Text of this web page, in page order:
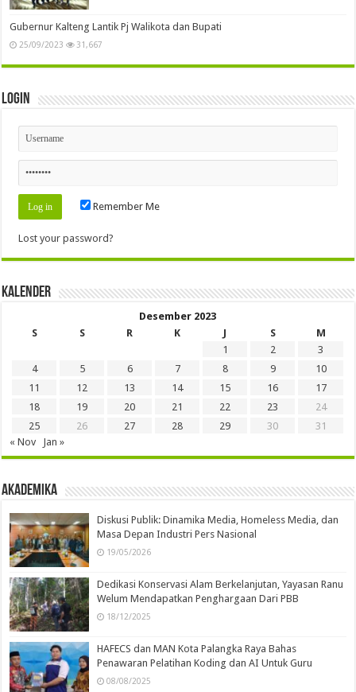
Gubernur Kalteng Lantik Pj Walikota dan Bupati
25/09/2023 31,667
Login
Remember Me
Lost your password?
Kalender
Desember 2023
S
S R K J S
M
1
2
3
4
5 6 7 8 9
10
11
12 13 14 15 16
17
18
19 20 21 22 23
24
25
26 27 28 29 30
31
« Nov
Jan »
Akademika
Diskusi Publik: Dinamika Media, Homeless Media, dan
Masa Depan Industri Pers Nasional
19/05/2026
Dedikasi Konservasi Alam Berkelanjutan, Yayasan Ranu
Welum Mendapatkan Penghargaan Dari PBB
18/12/2025
HAFECS dan MAN Kota Palangka Raya Bahas
Penawaran Pelatihan Koding dan AI Untuk Guru
08/08/2025